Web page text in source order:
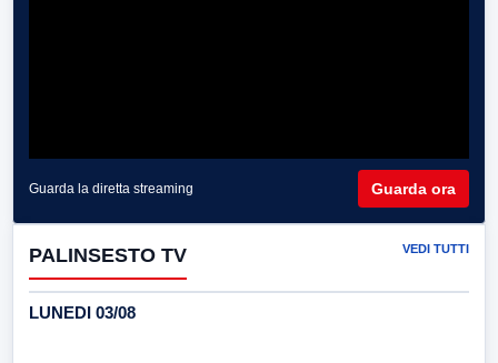
Guarda la diretta streaming Guarda ora
PALINSESTO TV VEDI TUTTI
LUNEDI 03/08